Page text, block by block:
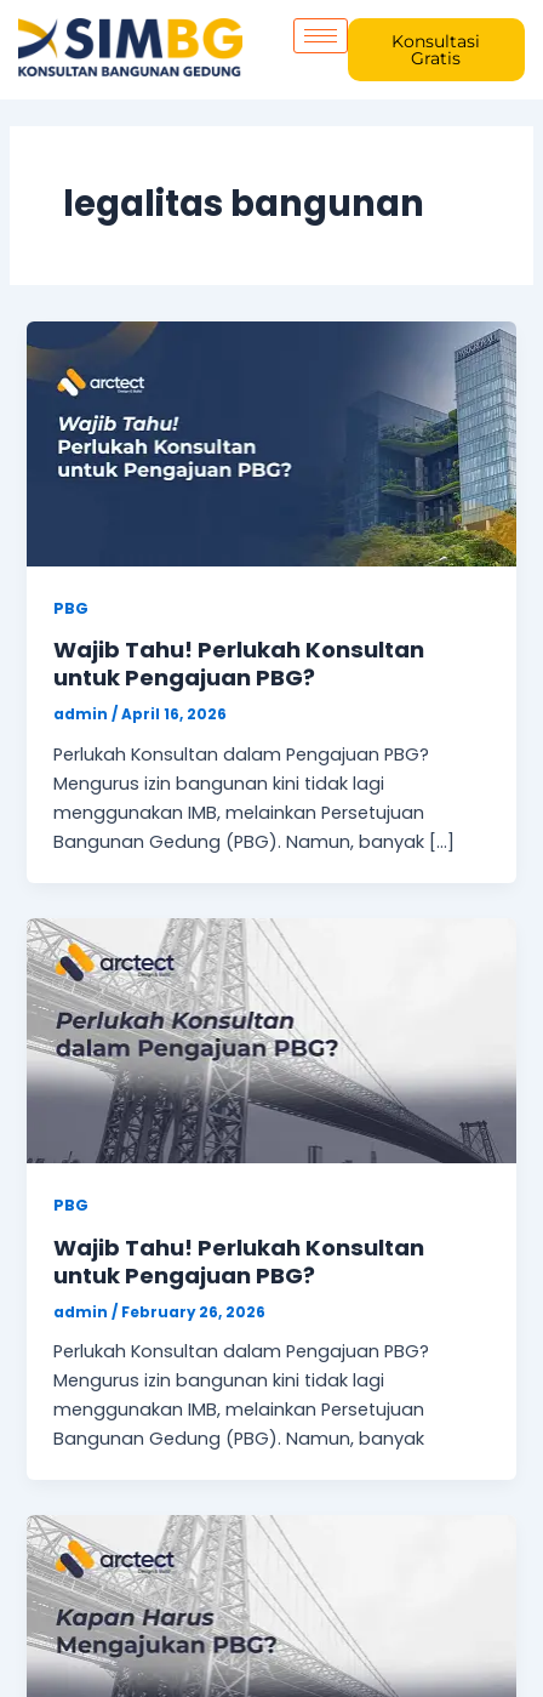
Skip
content
Konsultasi
Gratis
legalitas bangunan
PBG
Wajib Tahu! Perlukah Konsultan
untuk Pengajuan PBG?
admin/April 16, 2026
Perlukah Konsultan dalam Pengajuan PBG?
Mengurus izin bangunan kini tidak lagi
menggunakan IMB, melainkan Persetujuan
Bangunan Gedung (PBG). Namun, banyak […]
PBG
Wajib Tahu! Perlukah Konsultan
untuk Pengajuan PBG?
admin/ February 26, 2026
Perlukah Konsultan dalam Pengajuan PBG?
Mengurus izin bangunan kini tidak lagi
menggunakan IMB, melainkan Persetujuan
Bangunan Gedung (PBG). Namun, banyak